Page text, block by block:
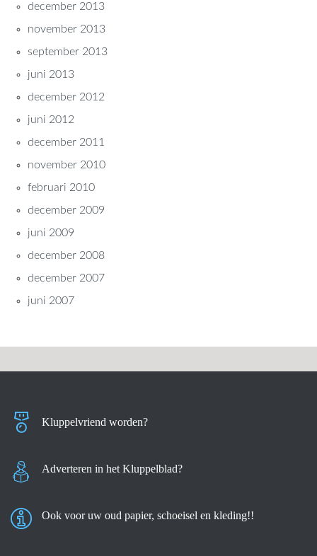
december 2013
november 2013
september 2013
juni 2013
december 2012
juni 2012
december 2011
november 2010
februari 2010
december 2009
juni 2009
december 2008
december 2007
juni 2007
Kluppelvriend worden?
Adverteren in het Kluppelblad?
Ook voor uw oud papier, schoeisel en kleding!!